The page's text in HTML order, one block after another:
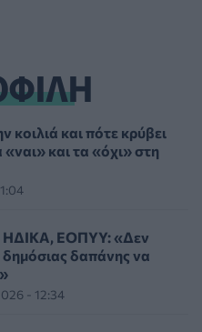
«Σιωπηλός»
ασθενών
γράψουν ορμονική
στο Νοσοκομείο
βιασμοί γυναικών
κοιλιά και πότε κρύβει
και τα «όχι» στη
ΗΔΙΚΑ, ΕΟΠΥΥ: «Δεν
δημόσιας δαπάνης να
- 12:34